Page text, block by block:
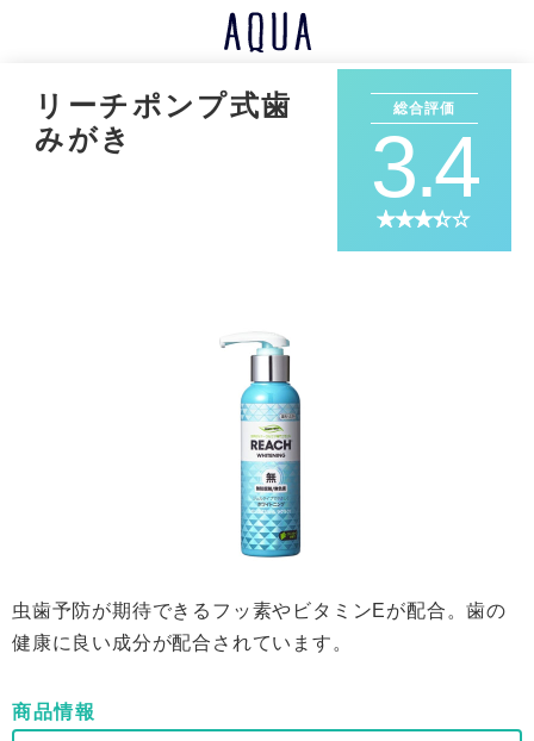
リーチポンプ式歯
みがき
総合評価
3.4
虫歯予防が期待できるフッ素やビタミンEが配合。歯の
健康に良い成分が配合されています。
商品情報